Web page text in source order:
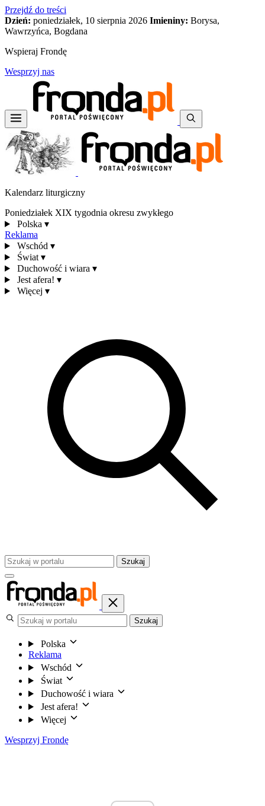
Przejdź do treści
Dzień: poniedziałek, 10 sierpnia 2026 Imieniny: Borysa,
Wawrzyńca, Bogdana
Wspieraj Frondę
Wesprzyj nas
Kalendarz liturgiczny
Poniedziałek XIX tygodnia okresu zwykłego
Polska ▾
Reklama
Wschód ▾
Świat ▾
Duchowość i wiara ▾
Jest afera! ▾
Więcej ▾
Szukaj
Szukaj
Polska
Reklama
Wschód
Świat
Duchowość i wiara
Jest afera!
Więcej
Wesprzyj Frondę